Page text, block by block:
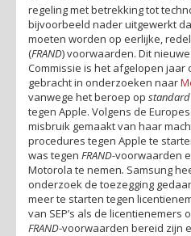
regeling met betrekking tot
bijvoorbeeld nader uitgewerkt
moeten worden op eerlijke,
(FRAND) voorwaarden. Dit
Commissie is het afgelopen jaar
gebracht in onderzoeken naar
vanwege het beroep op
tegen Apple. Volgens de
misbruik gemaakt van haar
procedures tegen Apple te
was tegen FRAND-voorwaarden
Motorola te nemen. Samsung
onderzoek de toezegging
meer te starten tegen
van SEP’s als de
FRAND-voorwaarden bereid zijn